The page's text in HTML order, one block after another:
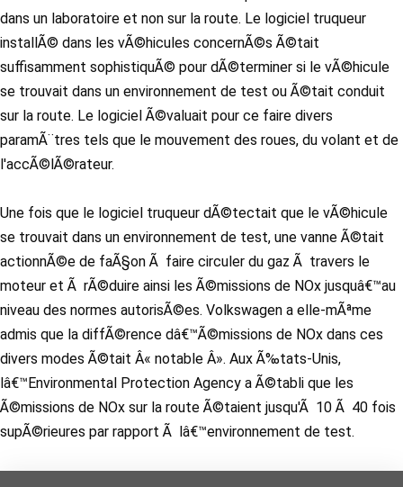
dans un laboratoire et non sur la route. Le logiciel truqueur
installÃ© dans les vÃ©hicules concernÃ©s Ã©tait
suffisamment sophistiquÃ© pour dÃ©terminer si le vÃ©hicule
se trouvait dans un environnement de test ou Ã©tait conduit
sur la route. Le logiciel Ã©valuait pour ce faire divers
paramÃ¨tres tels que le mouvement des roues, du volant et de
l'accÃ©lÃ©rateur.
Une fois que le logiciel truqueur dÃ©tectait que le vÃ©hicule
se trouvait dans un environnement de test, une vanne Ã©tait
actionnÃ©e de faÃ§on Ã faire circuler du gaz Ã travers le
moteur et Ã rÃ©duire ainsi les Ã©missions de NOx jusquâ€™au
niveau des normes autorisÃ©es. Volkswagen a elle-mÃªme
admis que la diffÃ©rence dâ€™Ã©missions de NOx dans ces
divers modes Ã©tait Â« notable Â». Aux Ã‰tats-Unis,
lâ€™Environmental Protection Agency a Ã©tabli que les
Ã©missions de NOx sur la route Ã©taient jusqu'Ã 10 Ã 40 fois
supÃ©rieures par rapport Ã lâ€™environnement de test.